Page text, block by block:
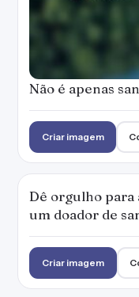
Não é apenas
Criar imagem
Dê orgulho para
um doador de
Criar imagem